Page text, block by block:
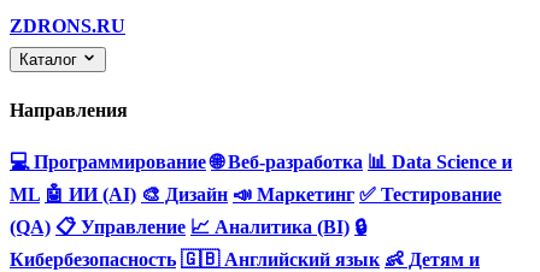
ZDRONS.RU
Каталог
Направления
💻 Программирование 🌐 Веб-разработка 📊 Data Science и
ML 🤖 ИИ (AI) 🎨 Дизайн 📣 Маркетинг ✅ Тестирование
(QA) 📋 Управление 📈 Аналитика (BI) 🔒
Кибербезопасность 🇬🇧 Английский язык 👶 Детям и